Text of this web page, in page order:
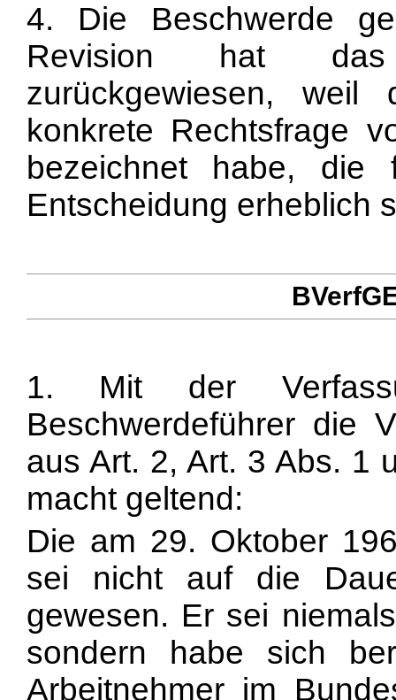
4. Die Beschwerde
Revision hat das
zurückgewiesen, weil
konkrete Rechtsfrage
bezeichnet habe, die
Entscheidung erheblich
1. Mit der
Beschwerdeführer die
aus Art. 2, Art. 3 Abs. 1
macht geltend:
Die am 29. Oktober
sei nicht auf die
gewesen. Er sei
sondern habe sich
Arbeitnehmer im